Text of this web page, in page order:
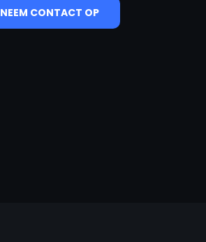
NEEM CONTACT OP